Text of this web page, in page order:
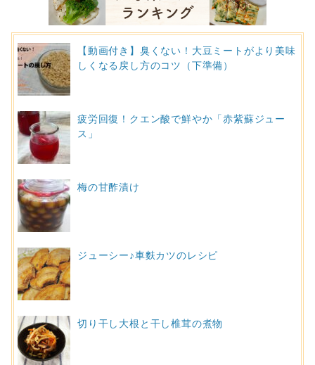
【動画付き】臭くない！大豆ミートがより美味
しくなる戻し方のコツ（下準備）
疲労回復！クエン酸で鮮やか「赤紫蘇ジュー
ス」
梅の甘酢漬け
ジューシー♪車麩カツのレシピ
切り干し大根と干し椎茸の煮物